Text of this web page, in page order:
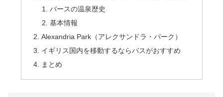
バースの温泉歴史
基本情報
Alexandria Park（アレクサンドラ・パーク）
イギリス国内を移動するならバスがおすすめ
まとめ